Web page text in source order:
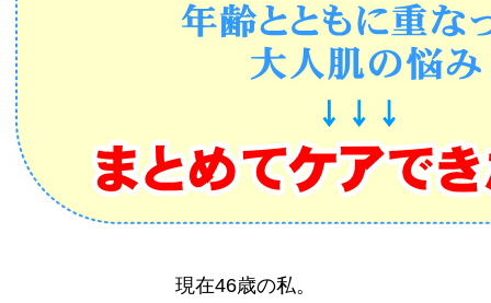
現在46歳の私。